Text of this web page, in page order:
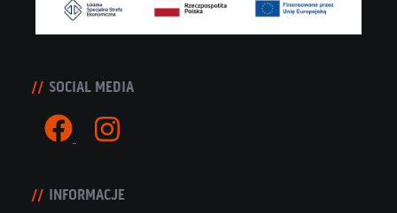
SOCIAL MEDIA
INFORMACJE